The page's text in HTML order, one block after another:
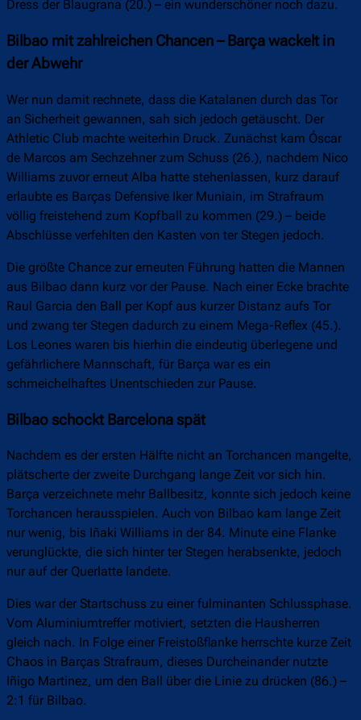
Dress der Blaugrana (20.) – ein wunderschöner noch dazu.
Bilbao mit zahlreichen Chancen – Barça wackelt in
der Abwehr
Wer nun damit rechnete, dass die Katalanen durch das Tor
an Sicherheit gewannen, sah sich jedoch getäuscht. Der
Athletic Club machte weiterhin Druck. Zunächst kam Óscar
de Marcos am Sechzehner zum Schuss (26.), nachdem Nico
Williams zuvor erneut Alba hatte stehenlassen, kurz darauf
erlaubte es Barças Defensive Iker Muniain, im Strafraum
völlig freistehend zum Kopfball zu kommen (29.) – beide
Abschlüsse verfehlten den Kasten von ter Stegen jedoch.
Die größte Chance zur erneuten Führung hatten die Mannen
aus Bilbao dann kurz vor der Pause. Nach einer Ecke brachte
Raul Garcia den Ball per Kopf aus kurzer Distanz aufs Tor
und zwang ter Stegen dadurch zu einem Mega-Reflex (45.).
Los Leones waren bis hierhin die eindeutig überlegene und
gefährlichere Mannschaft, für Barça war es ein
schmeichelhaftes Unentschieden zur Pause.
Bilbao schockt Barcelona spät
Nachdem es der ersten Hälfte nicht an Torchancen mangelte,
plätscherte der zweite Durchgang lange Zeit vor sich hin.
Barça verzeichnete mehr Ballbesitz, konnte sich jedoch keine
Torchancen herausspielen. Auch von Bilbao kam lange Zeit
nur wenig, bis Iñaki Williams in der 84. Minute eine Flanke
verunglückte, die sich hinter ter Stegen herabsenkte, jedoch
nur auf der Querlatte landete.
Dies war der Startschuss zu einer fulminanten Schlussphase.
Vom Aluminiumtreffer motiviert, setzten die Hausherren
gleich nach. In Folge einer Freistoßflanke herrschte kurze Zeit
Chaos in Barças Strafraum, dieses Durcheinander nutzte
Iñigo Martinez, um den Ball über die Linie zu drücken (86.) –
2:1 für Bilbao.